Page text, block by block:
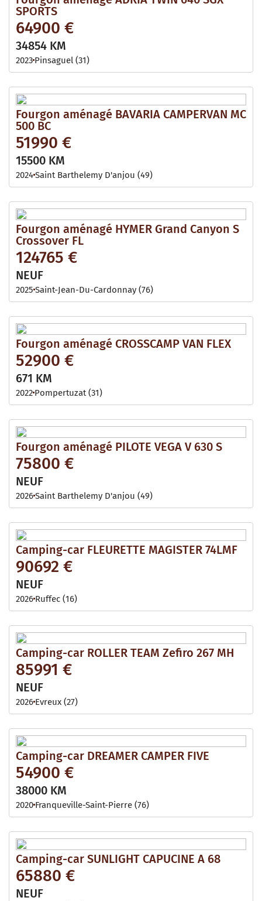
SPORTS
64900 €
34854 KM
2023 Pinsaguel (31)
Fourgon aménagé BAVARIA CAMPERVAN MC
500 BC
51990 €
15500 KM
2024Saint Barthelemy D'anjou (49)
Fourgon aménagé HYMER Grand Canyon S
Crossover FL
124765 €
NEUF
2025 Saint-Jean-Du-Cardonnay (76)
Fourgon aménagé CROSSCAMP VAN FLEX
52900 €
671 KM
2022 Pompertuzat (31)
Fourgon aménagé PILOTE VEGA V 630 S
75800 €
NEUF
2026Saint Barthelemy D'anjou (49)
Camping-car FLEURETTE MAGISTER 74LMF
90692 €
NEUF
2026 Ruffec (16)
Camping-car ROLLER TEAM Zefiro 267 MH
85991 €
NEUF
2026 Evreux (27)
Camping-car DREAMER CAMPER FIVE
54900 €
38000 KM
2020 Franqueville-Saint-Pierre (76)
Camping-car SUNLIGHT CAPUCINE A 68
65880 €
NEUF